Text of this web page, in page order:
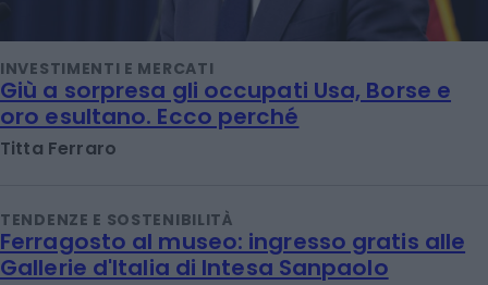
INVESTIMENTI E MERCATI
Giù a sorpresa gli occupati Usa, Borse e
oro esultano. Ecco perché
Titta Ferraro
TENDENZE E SOSTENIBILITÀ
Ferragosto al museo: ingresso gratis alle
Gallerie d'Italia di Intesa Sanpaolo